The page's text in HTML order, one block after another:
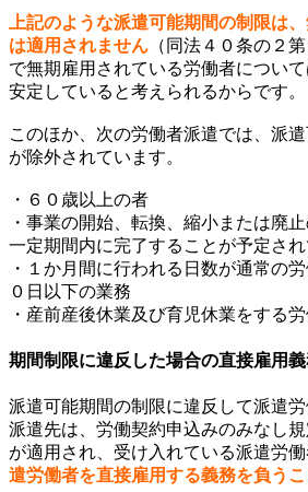
上記のような派遣可能期間の制限は
は適用されません （同法４０条の２
で無期雇用されている労働者につい
安定していると考えられるからです。
このほか、次の労働者派遣では、派
が除外されています。
・６０歳以上の者
・事業の開始、転換、縮小または廃
一定期間内に完了することが予定さ
・１か月間に行われる日数が通常の
０日以下の業務
・産前産後休業及び育児休業をする
期間制限に違反した場合の直接雇用
派遣可能期間の制限に違反して派遣
派遣先は、労働契約申込みのみなし規
が適用され、受け入れている派遣労
遣労働者を直接雇用する義務を負うこ